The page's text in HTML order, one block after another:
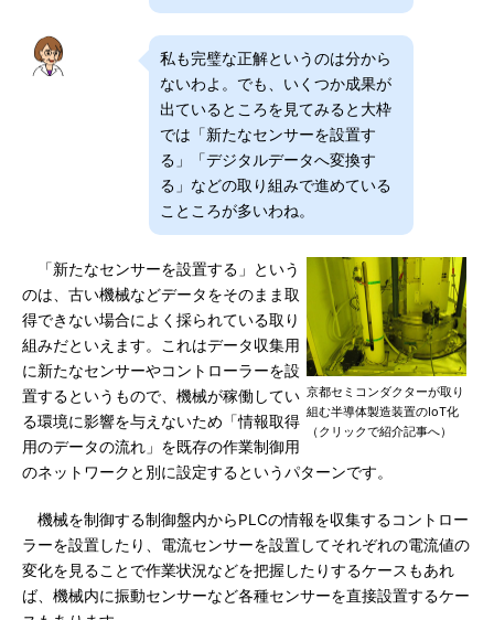
私も完璧な正解というのは分から
ないわよ。でも、いくつか成果が
出ているところを見てみると大枠
では「新たなセンサーを設置す
る」「デジタルデータへ変換す
る」などの取り組みで進めている
こところが多いわね。
京都セミコンダクターが取り
組む半導体製造装置のIoT化
（クリックで紹介記事へ）
「新たなセンサーを設置する」という
のは、古い機械などデータをそのまま取
得できない場合によく採られている取り
組みだといえます。これはデータ収集用
に新たなセンサーやコントローラーを設
置するというもので、機械が稼働してい
る環境に影響を与えないため「情報取得
用のデータの流れ」を既存の作業制御用
のネットワークと別に設定するというパターンです。
機械を制御する制御盤内からPLCの情報を収集するコントロー
ラーを設置したり、電流センサーを設置してそれぞれの電流値の
変化を見ることで作業状況などを把握したりするケースもあれ
ば、機械内に振動センサーなど各種センサーを直接設置するケー